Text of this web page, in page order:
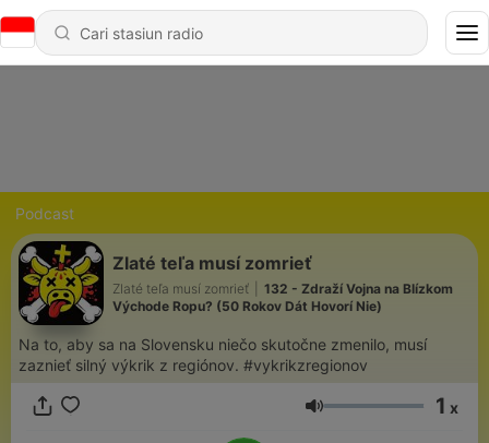
Podcast
Zlaté teľa musí zomrieť
Zlaté teľa musí zomrieť
132 - Zdraží Vojna na Blízkom
Východe Ropu? (50 Rokov Dát Hovorí Nie)
Na to, aby sa na Slovensku niečo skutočne zmenilo, musí
zaznieť silný výkrik z regiónov. #vykrikzregionov
Volume 1 x